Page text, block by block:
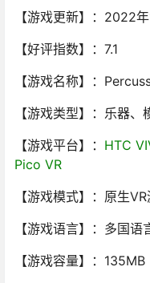
【游戏更新】：2022
【好评指数】：7.1
【游戏名称】：
【游戏类型】：乐器
【游戏平台】： HTC
Pico VR
【游戏模式】：原生
【游戏语言】：多国语
【游戏容量】：135MB